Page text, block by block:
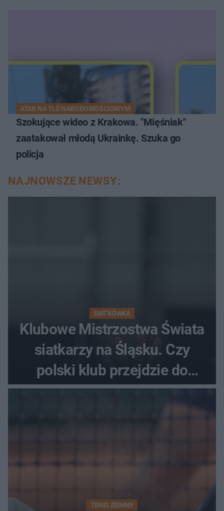
ATAK NA TLE NARODOWOŚCIOWYM
Szokujące wideo z Krakowa. "Mięśniak"
zaatakował młodą Ukrainkę. Szuka go
policja
NAJNOWSZE NEWSY:
SIATKÓWKA
Klubowe Mistrzostwa Świata
siatkarzy na Śląsku. Czy
polski klub przejdzie do
historii
TENIS ZIEMNY